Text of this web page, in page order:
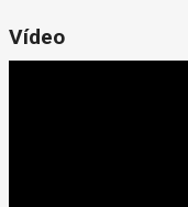
Vídeo